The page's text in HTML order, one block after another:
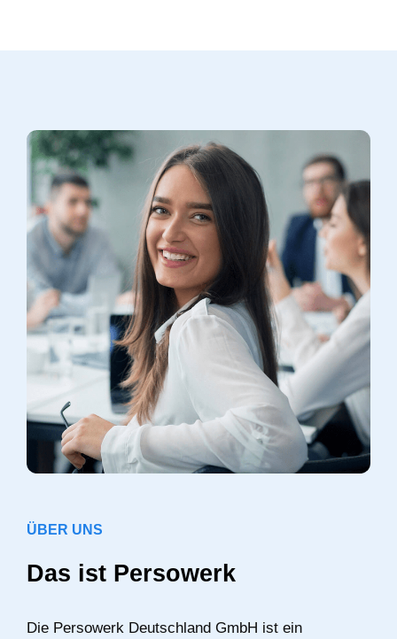
ÜBER UNS
Das ist Persowerk
Die Persowerk Deutschland GmbH ist ein